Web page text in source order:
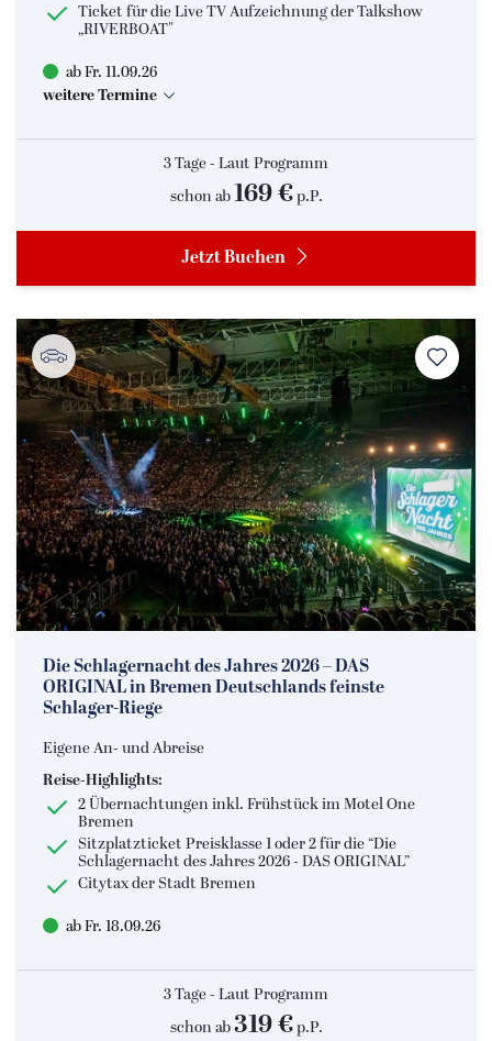
Ticket für die Live TV Aufzeichnung der Talkshow
„RIVERBOAT"
ab Fr. 11.09.26
weitere Termine
3 Tage - Laut Programm
schon ab 169 €p.P.
Jetzt Buchen
Die Schlagernacht des Jahres 2026 – DAS
ORIGINAL in Bremen Deutschlands feinste
Schlager-Riege
Eigene An- und Abreise
Reise-Highlights:
2 Übernachtungen inkl. Frühstück im Motel One
Bremen
Sitzplatzticket Preisklasse 1 oder 2 für die “Die
Schlagernacht des Jahres 2026 - DAS ORIGINAL”
Citytax der Stadt Bremen
ab Fr. 18.09.26
3 Tage - Laut Programm
schon ab 319 €p.P.